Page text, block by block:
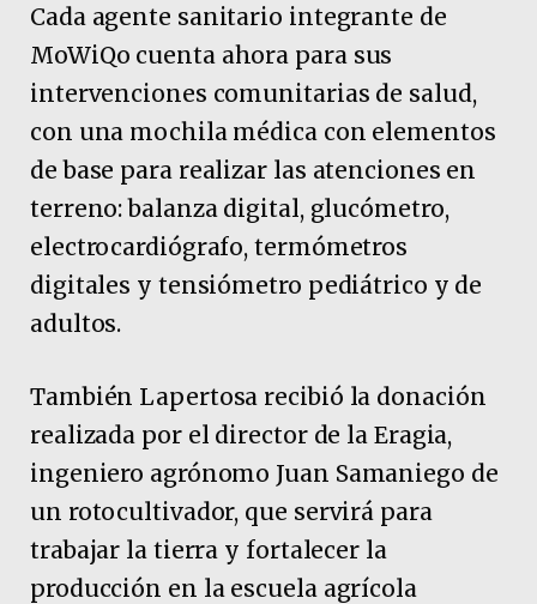
Cada agente sanitario integrante de
MoWiQo cuenta ahora para sus
intervenciones comunitarias de salud,
con una mochila médica con elementos
de base para realizar las atenciones en
terreno: balanza digital, glucómetro,
electrocardiógrafo, termómetros
digitales y tensiómetro pediátrico y de
adultos.
También Lapertosa recibió la donación
realizada por el director de la Eragia,
ingeniero agrónomo Juan Samaniego de
un rotocultivador, que servirá para
trabajar la tierra y fortalecer la
producción en la escuela agrícola